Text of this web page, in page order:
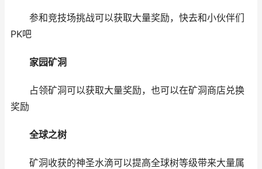
参和竞技场挑战可以获取大量奖励，快去和小伙伴们
PK吧
家园矿洞
占领矿洞可以获取大量奖励，也可以在矿洞商店兑换
奖励
全球之树
矿洞收获的神圣水滴可以提高全球树等级带来大量属